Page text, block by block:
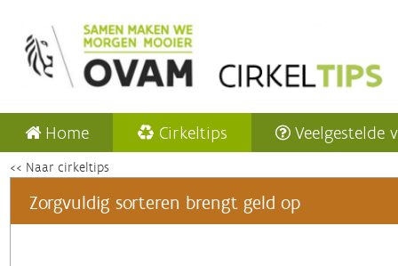
Home Cirkeltips Veelgestelde
<< Naar cirkeltips
Zorgvuldig sorteren brengt geld op